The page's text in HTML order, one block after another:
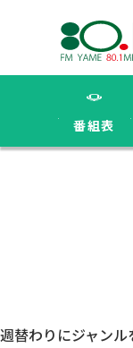
番組表
週替わりにジャン